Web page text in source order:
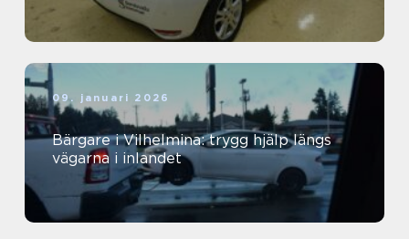
09. januari 2026
Bärgare i Vilhelmina: trygg hjälp längs
vägarna i inlandet